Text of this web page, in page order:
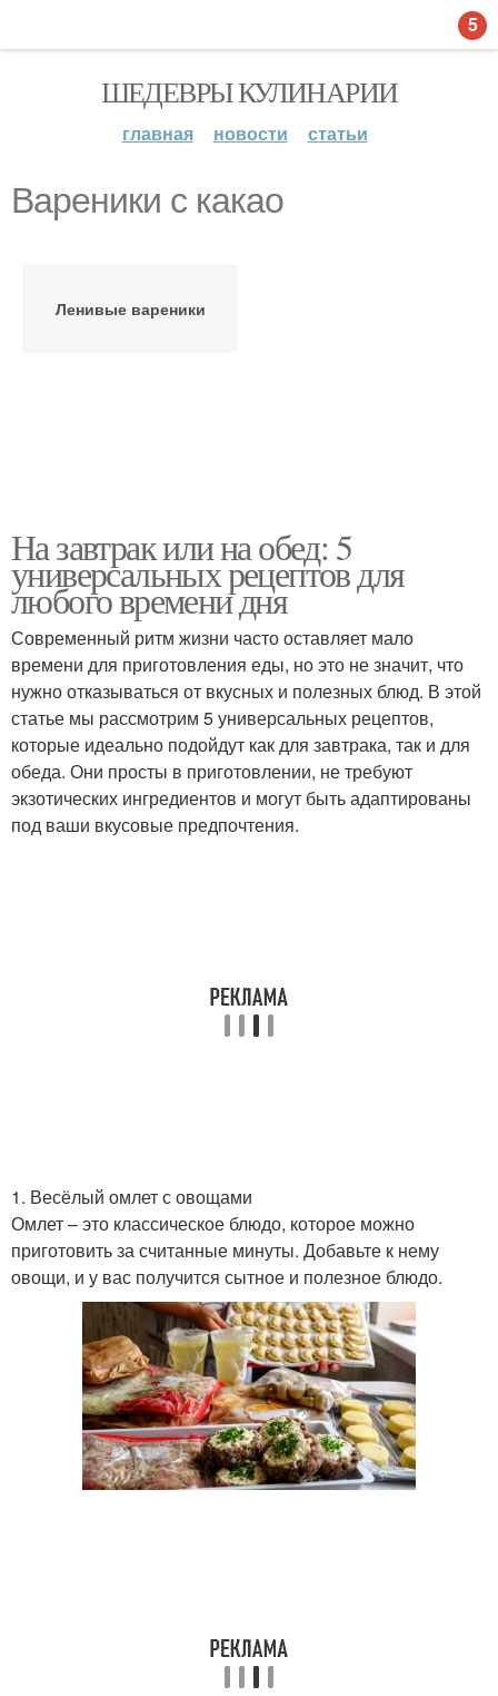
ШЕДЕВРЫ КУЛИНАРИИ
главная новости статьи
Вареники с какао
Ленивые вареники
На завтрак или на обед: 5
универсальных рецептов для
любого времени дня
Современный ритм жизни часто оставляет мало
времени для приготовления еды, но это не значит, что
нужно отказываться от вкусных и полезных блюд. В этой
статье мы рассмотрим 5 универсальных рецептов,
которые идеально подойдут как для завтрака, так и для
обеда. Они просты в приготовлении, не требуют
экзотических ингредиентов и могут быть адаптированы
под ваши вкусовые предпочтения.
1. Весёлый омлет с овощами
Омлет – это классическое блюдо, которое можно
приготовить за считанные минуты. Добавьте к нему
овощи, и у вас получится сытное и полезное блюдо.
5